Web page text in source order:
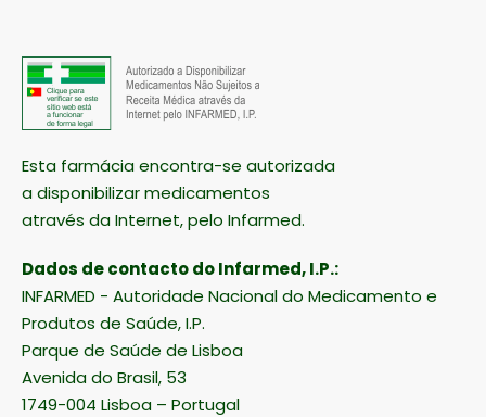
Esta farmácia encontra-se autorizada
a disponibilizar medicamentos
através da Internet, pelo Infarmed.
Dados de contacto do Infarmed, I.P.:
INFARMED - Autoridade Nacional do Medicamento e
Produtos de Saúde, I.P.
Parque de Saúde de Lisboa
Avenida do Brasil, 53
1749-004 Lisboa – Portugal